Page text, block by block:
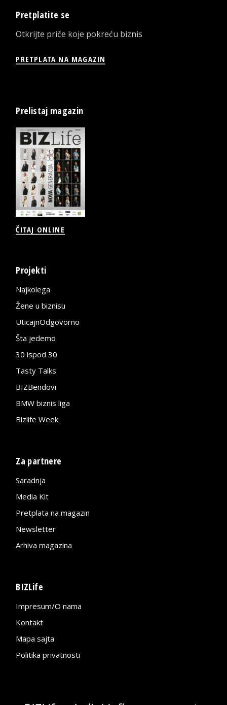
Pretplatite se
Otkrijte priče koje pokreću biznis
PRETPLATA NA MAGAZIN
Prelistaj magazin
ČITAJ ONLINE
Projekti
Najkolega
Žene u biznisu
UticajnOdgovorno
Šta jedemo
30 ispod 30
Tasty Talks
BIZBendovi
BMW biznis liga
Bizlife Week
Za partnere
Saradnja
Media Kit
Pretplata na magazin
Newsletter
Arhiva magazina
BIZLife
Impresum/O nama
Kontakt
Mapa sajta
Politika privatnosti